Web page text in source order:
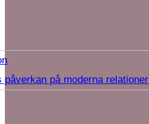
påverkan på moderna relationer